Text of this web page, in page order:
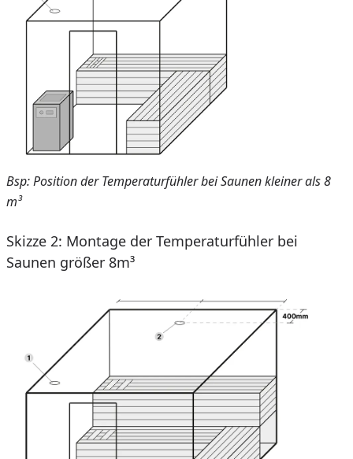
Bsp: Position der Temperaturfühler bei Saunen kleiner als 8
m³
Skizze 2: Montage der Temperaturfühler bei
Saunen größer 8m³